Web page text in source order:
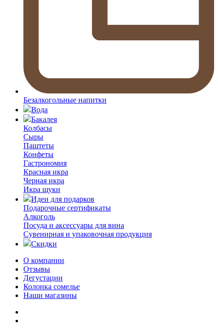
Безалкогольные напитки
Вода
Бакалея
Колбасы
Сыры
Паштеты
Конфеты
Гастрономия
Красная икра
Черная икра
Икра щуки
Идеи для подарков
Подарочные сертификаты
Алкоголь
Посуда и аксессуары для вина
Сувенирная и упаковочная продукция
Скидки
О компании
Отзывы
Дегустации
Колонка сомелье
Наши магазины